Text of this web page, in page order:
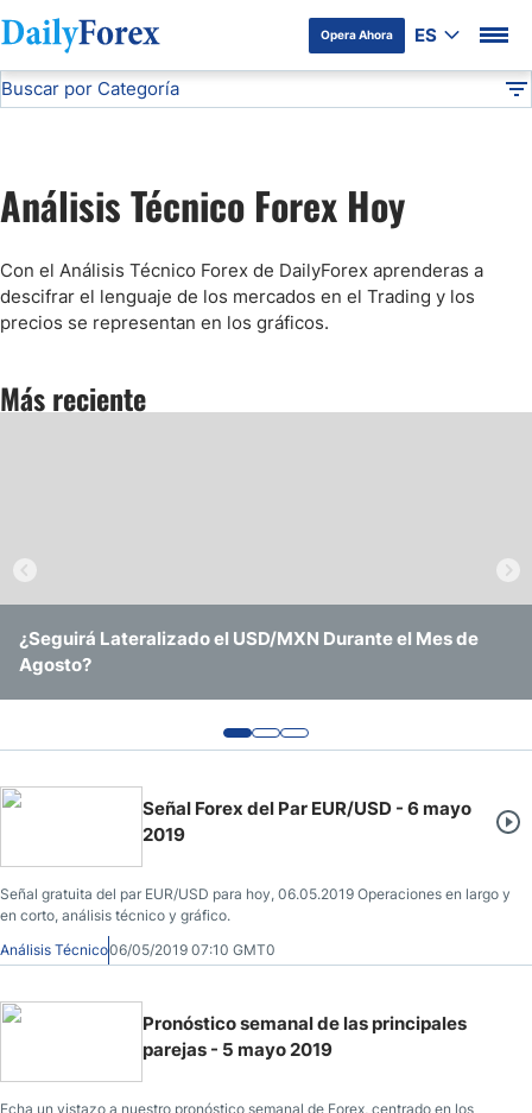
Opera Ahora ES
Divulgación del Anunciante
Buscar por Categoría
Análisis de Mercados Bursátiles
Análisis y Pronóstico del Café Hoy
Precio del Petróleo
Pronóstico Semanal Forex
Análisis Técnico Forex Hoy
Con el Análisis Técnico Forex de DailyForex aprenderas a
descifrar el lenguaje de los mercados en el Trading y los
precios se representan en los gráficos.
Más reciente
¿Seguirá Lateralizado el USD/MXN Durante el Mes de
Agosto?
EUR/USD Continúa Operando Sin Ninguna Convicción
Clara
USD/BRL Se Mantiene en Rango Amid Recorte de Tasas y
Vigilancia Electoral
Señal Forex del Par EUR/USD - 6 mayo
2019
Señal gratuita del par EUR/USD para hoy, 06.05.2019 Operaciones en largo y
en corto, análisis técnico y gráfico.
Análisis Técnico06/05/2019 07:10 GMT0
Pronóstico semanal de las principales
parejas - 5 mayo 2019
Echa un vistazo a nuestro pronóstico semanal de Forex, centrado en los